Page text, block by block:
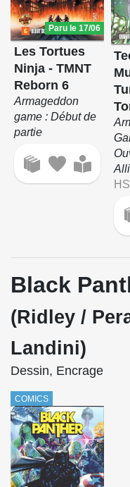
Paru le 17/06
Les Tortues
Ninja - TMNT
Reborn 6
Armageddon
game : Début de
partie
HS
Black
(Ridley /
Landini)
Dessin, Encrage
COMICS